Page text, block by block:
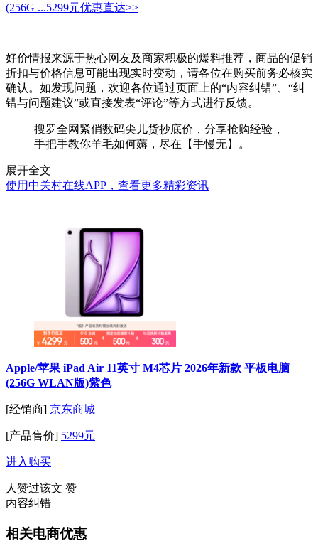
(256G ...5299元优惠直达>>
好价情报来源于热心网友及商家积极的爆料推荐，商品的促销
折扣与价格信息可能出现实时变动，请各位在购买前务必核实
确认。如发现问题，欢迎各位通过页面上的“内容纠错”、“纠
错与问题建议”或直接发表“评论”等方式进行反馈。
搜罗全网紧俏数码尖儿货抄底价，分享抢购经验，
手把手教你羊毛如何薅，尽在【手慢无】。
展开全文
使用中关村在线APP，查看更多精彩资讯
Apple/苹果 iPad Air 11英寸 M4芯片 2026年新款 平板电脑
(256G WLAN版)紫色
[经销商] 京东商城
[产品售价] 5299元
进入购买
人赞过该文 赞
内容纠错
相关电商优惠